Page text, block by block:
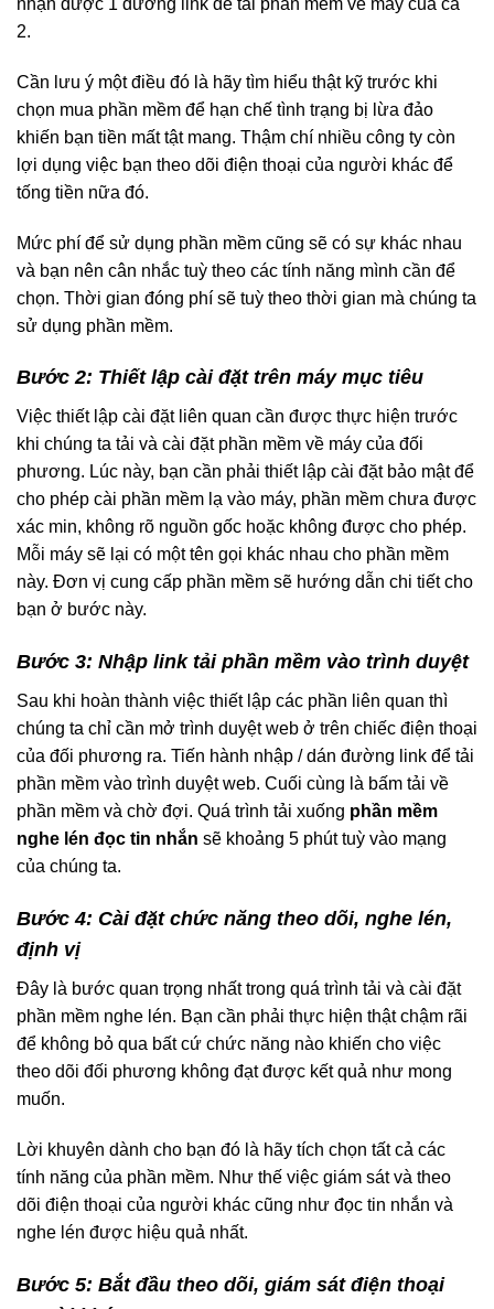
nhận được 1 đường link để tải phần mềm về máy của cả
2.
Cần lưu ý một điều đó là hãy tìm hiểu thật kỹ trước khi
chọn mua phần mềm để hạn chế tình trạng bị lừa đảo
khiến bạn tiền mất tật mang. Thậm chí nhiều công ty còn
lợi dụng việc bạn theo dõi điện thoại của người khác để
tống tiền nữa đó.
Mức phí để sử dụng phần mềm cũng sẽ có sự khác nhau
và bạn nên cân nhắc tuỳ theo các tính năng mình cần để
chọn. Thời gian đóng phí sẽ tuỳ theo thời gian mà chúng ta
sử dụng phần mềm.
Bước 2: Thiết lập cài đặt trên máy mục tiêu
Việc thiết lập cài đặt liên quan cần được thực hiện trước
khi chúng ta tải và cài đặt phần mềm về máy của đối
phương. Lúc này, bạn cần phải thiết lập cài đặt bảo mật để
cho phép cài phần mềm lạ vào máy, phần mềm chưa được
xác min, không rõ nguồn gốc hoặc không được cho phép.
Mỗi máy sẽ lại có một tên gọi khác nhau cho phần mềm
này. Đơn vị cung cấp phần mềm sẽ hướng dẫn chi tiết cho
bạn ở bước này.
Bước 3: Nhập link tải phần mềm vào trình duyệt
Sau khi hoàn thành việc thiết lập các phần liên quan thì
chúng ta chỉ cần mở trình duyệt web ở trên chiếc điện thoại
của đối phương ra. Tiến hành nhập / dán đường link để tải
phần mềm vào trình duyệt web. Cuối cùng là bấm tải về
phần mềm và chờ đợi. Quá trình tải xuống phần mềm
nghe lén đọc tin nhắn sẽ khoảng 5 phút tuỳ vào mạng
của chúng ta.
Bước 4: Cài đặt chức năng theo dõi, nghe lén,
định vị
Đây là bước quan trọng nhất trong quá trình tải và cài đặt
phần mềm nghe lén. Bạn cần phải thực hiện thật chậm rãi
để không bỏ qua bất cứ chức năng nào khiến cho việc
theo dõi đối phương không đạt được kết quả như mong
muốn.
Lời khuyên dành cho bạn đó là hãy tích chọn tất cả các
tính năng của phần mềm. Như thế việc giám sát và theo
dõi điện thoại của người khác cũng như đọc tin nhắn và
nghe lén được hiệu quả nhất.
Bước 5: Bắt đầu theo dõi, giám sát điện thoại